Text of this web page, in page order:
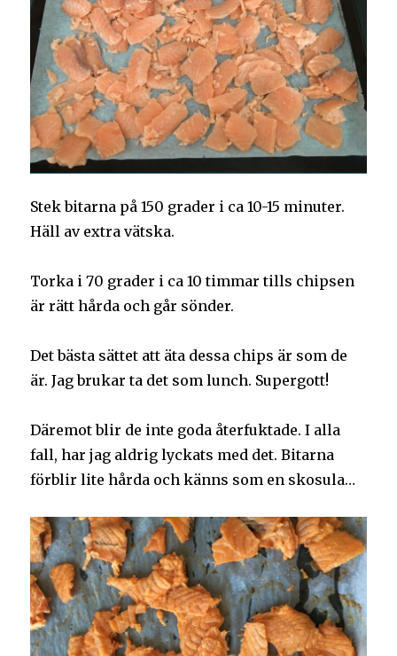
Stek bitarna på 150 grader i ca 10-15 minuter.
Häll av extra vätska.
Torka i 70 grader i ca 10 timmar tills chipsen
är rätt hårda och går sönder.
Det bästa sättet att äta dessa chips är som de
är. Jag brukar ta det som lunch. Supergott!
Däremot blir de inte goda återfuktade. I alla
fall, har jag aldrig lyckats med det. Bitarna
förblir lite hårda och känns som en skosula…